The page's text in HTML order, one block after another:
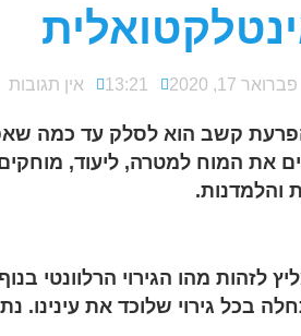
פברואר 17, 2020 13:21 אין תגובות
קשב הוא לסלק עד כמה
את המוח למטרה, ליעוד,
והלמדנות.
לזהות מהו הגירוי הרלוונטי
בכל גירוי שלוכד את עינינו.